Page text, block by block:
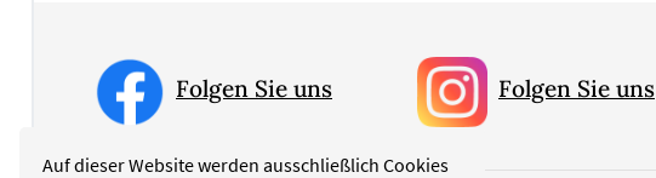
Auf dieser Website werden ausschließlich Cookies
Folgen Sie uns Folgen Sie uns